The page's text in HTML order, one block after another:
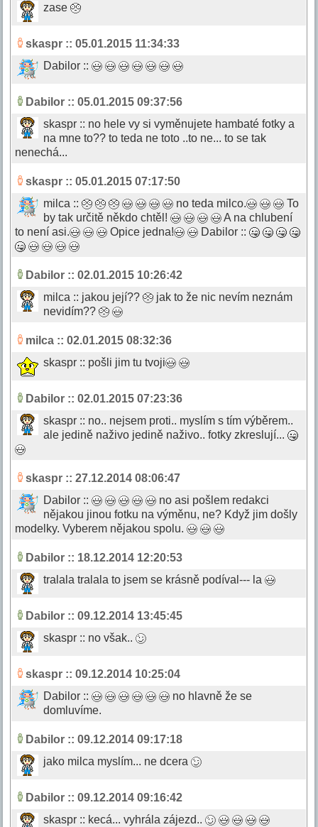
zase
skaspr :: 05.01.2015 11:34:33
Dabilor ::
Dabilor :: 05.01.2015 09:37:56
skaspr :: no hele vy si vyměnujete hambaté fotky a
na mne to?? to teda ne toto ..to ne... to se tak
nenechá...
skaspr :: 05.01.2015 07:17:50
milca ::
no teda milco.
To
by tak určitě někdo chtěl!
A na chlubení
to není asi.
Opice jedna! Dabilor ::
Dabilor :: 02.01.2015 10:26:42
milca :: jakou její??
jak to že nic nevím neznám
nevidím??
milca :: 02.01.2015 08:32:36
skaspr :: pošli jim tu tvoji
Dabilor :: 02.01.2015 07:23:36
skaspr :: no.. nejsem proti.. myslím s tím výběrem..
ale jedině naživo jedině naživo.. fotky zkreslují...
skaspr :: 27.12.2014 08:06:47
Dabilor ::
no asi pošlem redakci
nějakou jinou fotku na výměnu, ne? Když jim došly
modelky. Vyberem nějakou spolu.
Dabilor :: 18.12.2014 12:20:53
tralala tralala to jsem se krásně podíval--- la
Dabilor :: 09.12.2014 13:45:45
skaspr :: no však..
skaspr :: 09.12.2014 10:25:04
Dabilor ::
no hlavně že se
domluvíme.
Dabilor :: 09.12.2014 09:17:18
jako milca myslím... ne dcera
Dabilor :: 09.12.2014 09:16:42
skaspr :: kecá... vyhrála zájezd..